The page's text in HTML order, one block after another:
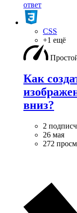
ответ
CSS
+1 ещё
Как
вниз?
2
26 мая
272